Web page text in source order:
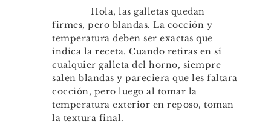
Hola, las galletas quedan
firmes, pero blandas. La cocción y
temperatura deben ser exactas que
indica la receta. Cuando retiras en sí
cualquier galleta del horno, siempre
salen blandas y pareciera que les faltara
cocción, pero luego al tomar la
temperatura exterior en reposo, toman
la textura final.